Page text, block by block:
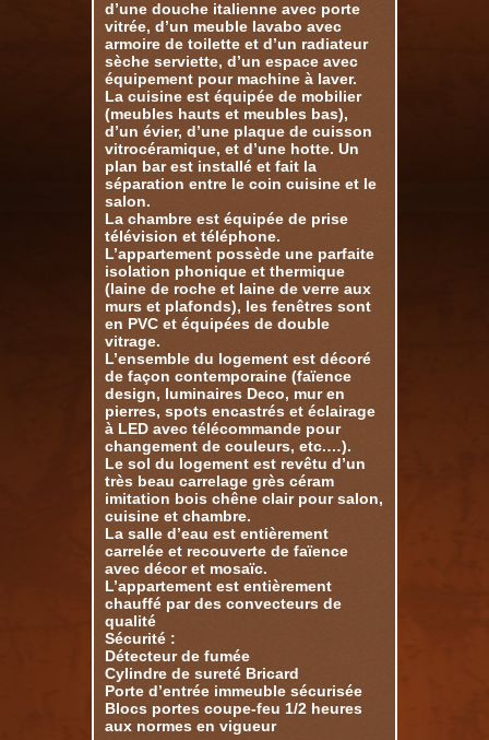
d’une douche italienne avec porte
vitrée, d’un meuble lavabo avec
armoire de toilette et d’un radiateur
sèche serviette, d’un espace avec
équipement pour machine à laver.
La cuisine est équipée de mobilier
(meubles hauts et meubles bas),
d’un évier, d’une plaque de cuisson
vitrocéramique, et d’une hotte. Un
plan bar est installé et fait la
séparation entre le coin cuisine et le
salon.
La chambre est équipée de prise
télévision et téléphone.
L’appartement possède une parfaite
isolation phonique et thermique
(laine de roche et laine de verre aux
murs et plafonds), les fenêtres sont
en PVC et équipées de double
vitrage.
L’ensemble du logement est décoré
de façon contemporaine (faïence
design, luminaires Deco, mur en
pierres, spots encastrés et éclairage
à LED avec télécommande pour
changement de couleurs, etc.…).
Le sol du logement est revêtu d’un
très beau carrelage grès céram
imitation bois chêne clair pour salon,
cuisine et chambre.
La salle d’eau est entièrement
carrelée et recouverte de faïence
avec décor et mosaïc.
L’appartement est entièrement
chauffé par des convecteurs de
qualité
Sécurité :
Détecteur de fumée
Cylindre de sureté Bricard
Porte d’entrée immeuble sécurisée
Blocs portes coupe-feu 1/2 heures
aux normes en vigueur